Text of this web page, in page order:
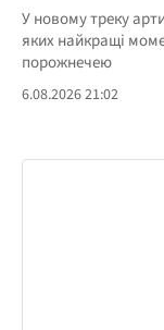
У новому треку
яких найкращі
порожнечею
6.08.2026 21:02